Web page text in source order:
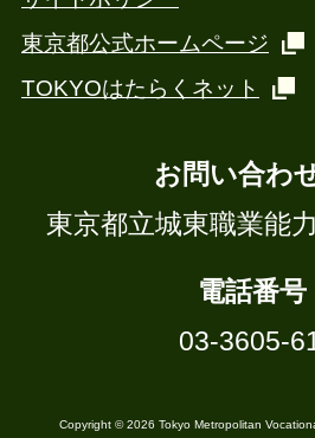
東京都公式ホームページ
TOKYOはたらくネット
お問い合わ
東京都立城東職業能
電話番号
03-3605-
Copyright © 2026 Tokyo Metropolitan